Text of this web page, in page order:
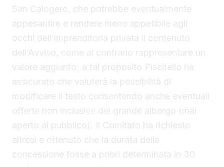
San Calogero, che potrebbe eventualmente
appesantire e rendere meno appetibile agli
occhi dell’imprenditoria privata il contenuto
dell’Avviso, come al contrario rappresentare un
valore aggiunto; a tal proposito Piscitello ha
assicurato che valuterà la possibilità di
modificare il testo consentendo anche eventuali
offerte non inclusive del grande albergo (mai
aperto al pubblico). Il Comitato ha richiesto
altresì e ottenuto che la durata della
concessione fosse a priori determinata in 30